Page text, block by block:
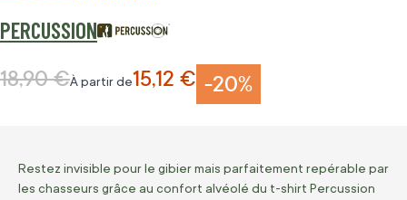
PERCUSSION
-20%
À partir de15,12 €
Prix normal
18,90 €
Restez invisible pour le gibier mais parfaitement repérable par
les chasseurs grâce au confort alvéolé du t-shirt Percussion